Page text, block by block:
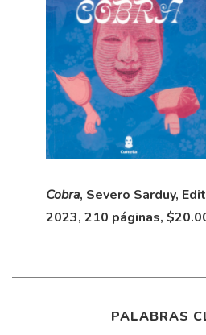
Cobra, Severo Sarduy,
2023, 210 páginas,
PALABRAS